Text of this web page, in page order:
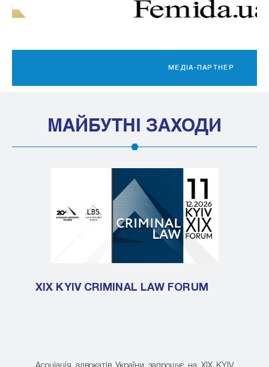
МАЙБУТНІ ЗАХОДИ
XIX KYIV CRIMINAL LAW FORUM